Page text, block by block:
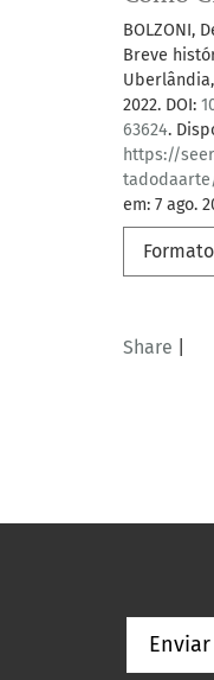
BOLZONI,
Breve
Uberlândia,
2022. DOI:
63624.
https://
em: 7 ago.
Share